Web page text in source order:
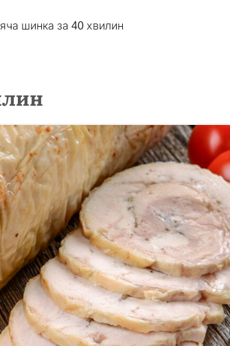
шинка за 40 хвилин